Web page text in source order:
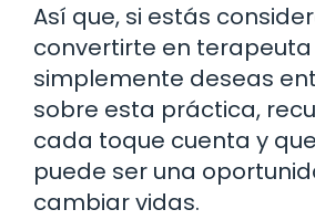
Así que, si estás
convertirte en terapeuta
simplemente deseas
sobre esta práctica,
cada toque cuenta y
puede ser una
cambiar vidas.